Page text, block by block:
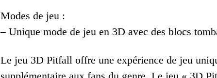
Modes de jeu :
– Unique mode de jeu en 3D avec des blocs
Le jeu 3D Pitfall offre une expérience de jeu